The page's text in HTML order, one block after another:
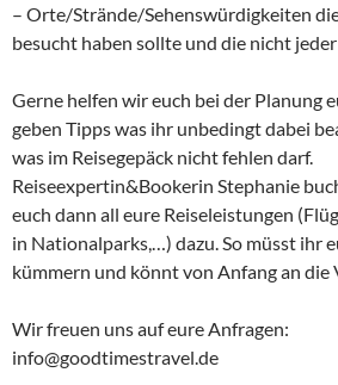
– Orte/Strände/Sehenswürdigkeiten
besucht haben sollte und die nicht
Gerne helfen wir euch bei der Planung
geben Tipps was ihr unbedingt dabei
was im Reisegepäck nicht fehlen darf.
Reiseexpertin&Bookerin Stephanie
euch dann all eure Reiseleistungen
in Nationalparks,…) dazu. So müsst ihr
kümmern und könnt von Anfang an die
Wir freuen uns auf eure Anfragen:
info@goodtimestravel.de